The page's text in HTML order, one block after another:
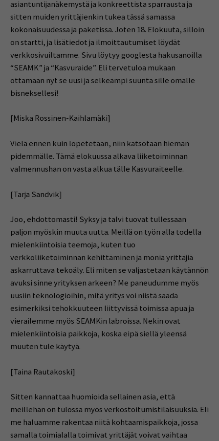
asiantuntijanäkemystä ja konkreettista sparrausta ja
sitten muiden yrittäjienkin tukea tässä samassa
kokonaisuudessa ja paketissa. Joten 18. Elokuuta, silloin
on startti, ja lisätiedot ja ilmoittautumiset löydät
verkkosivuiltamme. Sivu löytyy googlesta hakusanoilla
“SEAMK” ja “Kasvuraide”. Eli tervetuloa mukaan
ottamaan nyt se uusi ja selkeämpi suunta sille omalle
bisneksellesi!
[Miska Rossinen-Kaihlamäki]
Vielä ennen kuin lopetetaan, niin katsotaan hieman
pidemmälle. Tämä elokuussa alkava liiketoiminnan
valmennushan on vasta alkua tälle Kasvuraiteelle.
[Tarja Sandvik]
Joo, ehdottomasti! Syksy ja talvi tuovat tullessaan
paljon myöskin muuta uutta. Meillä on työn alla todella
mielenkiintoisia teemoja, kuten tuo
verkkoliiketoiminnan kehittäminen ja monia yrittäjiä
askarruttava tekoäly. Eli miten se valjastetaan käytännön
avuksi sinne yrityksen arkeen? Me paneudumme myös
uusiin teknologioihin, mitä yritys voi niistä saada
esimerkiksi tehokkuuteen liittyvissä toimissa apua ja
vierailemme myös SEAMKin labroissa. Nekin ovat
mielenkiintoisia paikkoja, koska eipä siellä yleensä
muuten tule käytyä.
[Taina Rautakoski]
Sitten kannattaa huomioida sellainen asia, että
meillehän on tulossa myös verkostoitumistilaisuuksia. Eli
me haluamme rakentaa niitä kohtaamispaikkoja, jossa
samalla toimialalla toimivat yrittäjät voivat vaihtaa